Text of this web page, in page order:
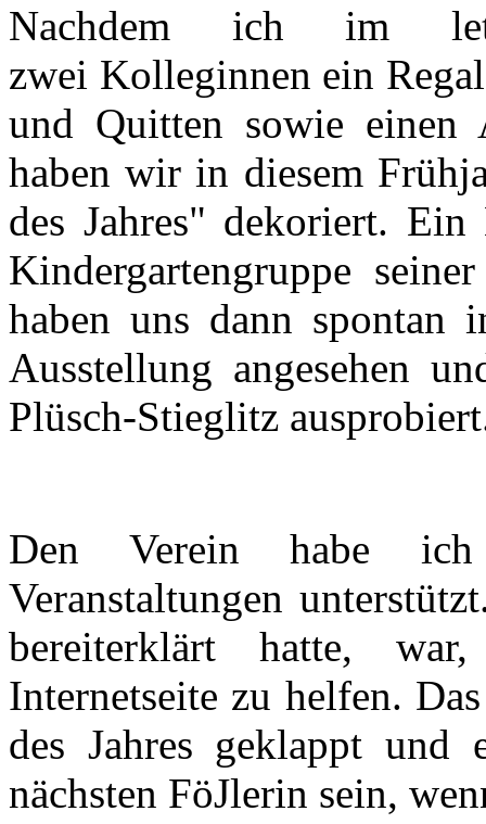
Nachdem ich im
zwei Kolleginnen ein
und Quitten sowie einen
haben wir in diesem
des Jahres" dekoriert.
Kindergartengruppe
haben uns dann spontan
Ausstellung angesehen
Plüsch-Stieglitz
Den Verein habe ich
Veranstaltungen
bereiterklärt hatte,
Internetseite zu helfen.
des Jahres geklappt
nächsten FöJlerin sein,